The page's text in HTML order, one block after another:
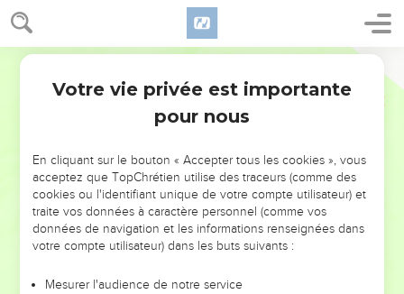
NE MANQUEZ PAS L’ÉVÉNEMENT
DE L’ANNÉE !
ET SI LEURS ERREURS POUVAIENT VOUS ÉVITER LES
VOTRES ?
leur foi ou leur vision. Mais on voit moins les doutes, les erreurs
Votre vie privée est importante
pour nous
En cliquant sur le bouton « Accepter tous les cookies », vous
acceptez que TopChrétien utilise des traceurs (comme des
cookies ou l'identifiant unique de votre compte utilisateur) et
traite vos données à caractère personnel (comme vos
données de navigation et les informations renseignées dans
votre compte utilisateur) dans les buts suivants :
Mesurer l'audience de notre service